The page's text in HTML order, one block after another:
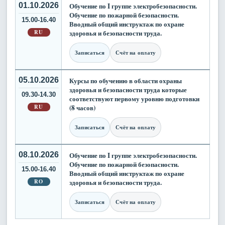
01.10.2026
15.00-16.40
RU
Обучение по I группе электробезопасности.
Обучение по пожарной безопасности.
Вводный общий инструктаж по охране
здоровья и безопасности труда.
Записаться Счёт на оплату
05.10.2026
09.30-14.30
RU
Курсы по обучению в области охраны
здоровья и безопасности труда которые
соответствуют первому уровню подготовки
(8 часов)
Записаться Счёт на оплату
08.10.2026
15.00-16.40
RO
Обучение по I группе электробезопасности.
Обучение по пожарной безопасности.
Вводный общий инструктаж по охране
здоровья и безопасности труда.
Записаться Счёт на оплату